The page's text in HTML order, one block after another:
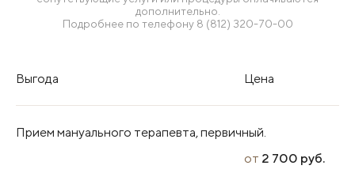
дополнительно.
Подробнее по телефону 8 (812) 320-70-00
Выгода Цена
Прием мануального терапевта, первичный.
от 2 700 руб.